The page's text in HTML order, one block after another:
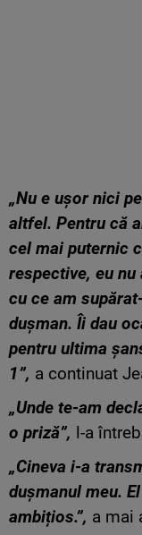
„Nu e ușor nici
altfel. Pentru că
cel mai puternic
respective, eu
cu ce am
dușman. Îi dau
pentru ultima
1”, a continuat
„Unde te-am
o priză”, l-a
„Cineva i-a
dușmanul meu.
ambițios.”, a mai